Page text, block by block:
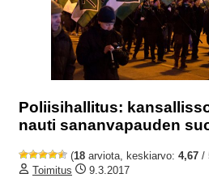
Poliisihallitus:
nauti sananvapauden
(18 arviota, keskiarvo: 4,67 /
Toimitus
9.3.2017